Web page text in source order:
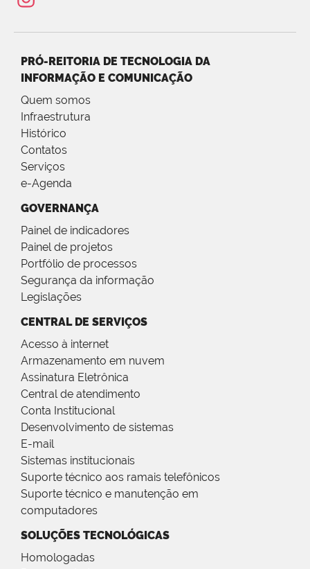
PRÓ-REITORIA DE TECNOLOGIA DA
INFORMAÇÃO E COMUNICAÇÃO
Quem somos
Infraestrutura
Histórico
Contatos
Serviços
e-Agenda
GOVERNANÇA
Painel de indicadores
Painel de projetos
Portfólio de processos
Segurança da informação
Legislações
CENTRAL DE SERVIÇOS
Acesso à internet
Armazenamento em nuvem
Assinatura Eletrônica
Central de atendimento
Conta Institucional
Desenvolvimento de sistemas
E-mail
Sistemas institucionais
Suporte técnico aos ramais telefônicos
Suporte técnico e manutenção em
computadores
SOLUÇÕES TECNOLÓGICAS
Homologadas